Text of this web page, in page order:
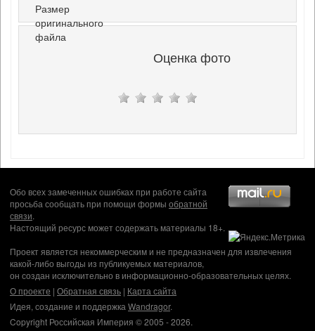
Размер
оригинального
файла
Оценка фото
Обо всех замеченных ошибках при работе сайта
просьба сообщать при помощи формы обратной
связи.
Настоящий ресурс может содержать материалы 18+.
Проект является некоммерческим и не предназначен для извлечения
какой-либо выгоды из публикуемых материалов,
он создан исключительно в информационно-образовательных целях.
О проекте | Обратная связь | Карта сайта
Идея, создание и поддержка Wandragor.
Copyright Российская Империя © 2005 - 2026.